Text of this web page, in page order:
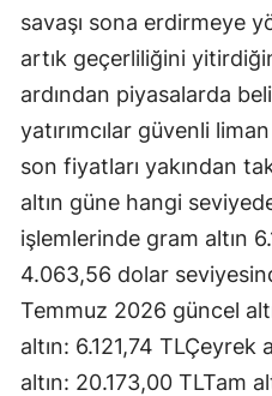
savaşı sona erdirmeye
artık geçerliliğini
ardından piyasalarda
yatırımcılar güvenli
son fiyatları yakından
altın güne hangi
işlemlerinde gram altın
4.063,56 dolar
Temmuz 2026 güncel
altın: 6.121,74 TLÇeyrek
altın: 20.173,00 TLTam